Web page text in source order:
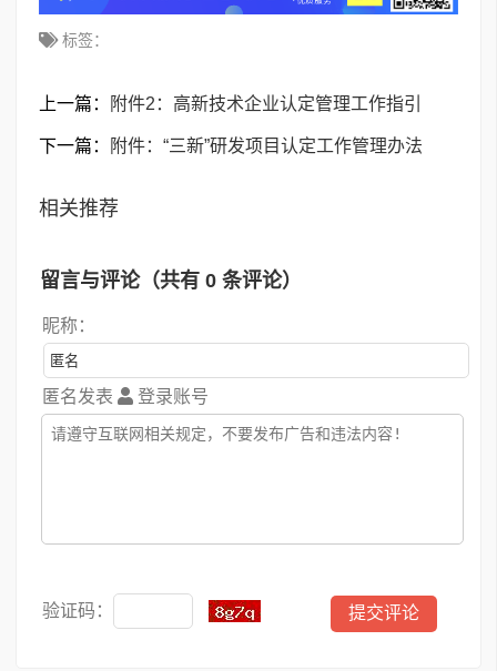
标签：
上一篇： 附件2：高新技术企业认定管理工作指引
下一篇： 附件：“三新”研发项目认定工作管理办法
相关推荐
留言与评论（共有 0 条评论）
昵称：
匿名发表 登录账号
验证码：